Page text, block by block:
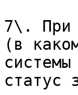
7\. При
(в
статус